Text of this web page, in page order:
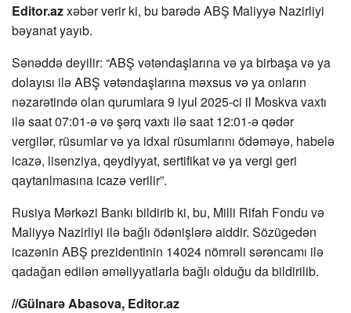
Editor.azxəbər verir ki, bu barədə ABŞ Maliyyə Nazirliyi
bəyanat yayıb.
Sənəddə deyilir: “ABŞ vətəndaşlarına və ya birbaşa və ya
dolayısı ilə ABŞ vətəndaşlarına məxsus və ya onların
nəzarətində olan qurumlara 9 iyul 2025-ci il Moskva vaxtı
ilə saat 07:01-ə və şərq vaxtı ilə saat 12:01-ə qədər
vergilər, rüsumlar və ya idxal rüsumlarını ödəməyə, habelə
icazə, lisenziya, qeydiyyat, sertifikat və ya vergi geri
qaytarılmasına icazə verilir”.
Rusiya Mərkəzi Bankı bildirib ki, bu, Milli Rifah Fondu və
Maliyyə Nazirliyi ilə bağlı ödənişlərə aiddir. Sözügedən
icazənin ABŞ prezidentinin 14024 nömrəli sərəncamı ilə
qadağan edilən əməliyyatlarla bağlı olduğu da bildirilib.
//Gülnarə Abasova, Editor.az